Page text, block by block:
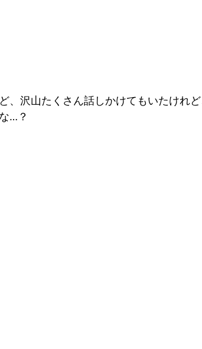
、沢山たくさん話しかけてもいたけれ
…？